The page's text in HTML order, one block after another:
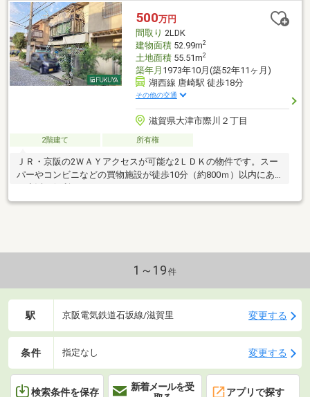
500万円
間取り 2LDK
建物面積52.99m2
土地面積55.51m2
築年月 1973年10月(築52年11ヶ月)
湖西線 唐崎駅 徒歩18分
その他の交通
滋賀県大津市際川２丁目
2階建て 所有権
ＪＲ・京阪の2ＷＡＹアクセスが可能な2ＬＤＫの物件です。スー
パーやコンビニなどの買物施設が徒歩10分（約800ｍ）以内にあ
り生活に便利です。
1～19 件
駅 京阪電気鉄道石坂線/滋賀里 変更する
条件 指定なし 変更する
検索条件を保存
新着メールを受
アプリで探す